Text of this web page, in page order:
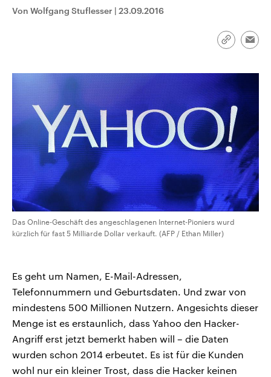
CDU, SPD und FDP regiert.-
aktuelle Weltgeschehen.
Audio-Archiv
Von Wolfgang Stuflesser | 23.09.2016
Link
Das Online-Geschäft des angeschlagenen Internet-Pioniers wurd
kürzlich für fast 5 Milliarde Dollar verkauft. (AFP / Ethan Miller)
Es geht um Namen, E-Mail-Adressen,
Telefonnummern und Geburtsdaten. Und zwar von
mindestens 500 Millionen Nutzern. Angesichts dieser
Menge ist es erstaunlich, dass Yahoo den Hacker-
Angriff erst jetzt bemerkt haben will – die Daten
wurden schon 2014 erbeutet. Es ist für die Kunden
wohl nur ein kleiner Trost, dass die Hacker keinen